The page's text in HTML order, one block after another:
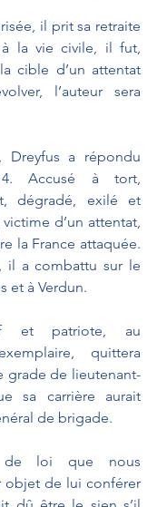
il prit sa retraite
à la vie civile, il fut,
cible d’un attentat
l’auteur sera
Dreyfus a répondu
Accusé à tort,
dégradé, exilé et
d’un attentat,
la France attaquée.
il a combattu sur le
et à Verdun.
et patriote, au
quittera
grade de lieutenant-
sa carrière aurait
de brigade.
de loi que nous
objet de lui conférer